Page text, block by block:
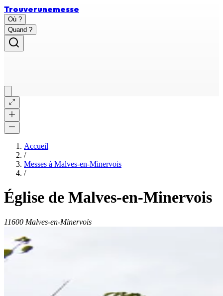
Trouverunemesse
Où ?
Quand ?
Accueil
/
Messes à Malves-en-Minervois
/
Église de Malves-en-Minervois
11600 Malves-en-Minervois